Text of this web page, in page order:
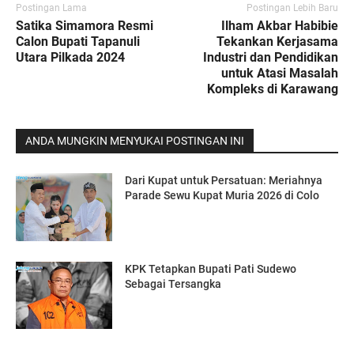
Postingan Lama
Satika Simamora Resmi
Calon Bupati Tapanuli
Utara Pilkada 2024
Postingan Lebih Baru
Ilham Akbar Habibie
Tekankan Kerjasama
Industri dan Pendidikan
untuk Atasi Masalah
Kompleks di Karawang
ANDA MUNGKIN MENYUKAI POSTINGAN INI
Dari Kupat untuk Persatuan: Meriahnya
Parade Sewu Kupat Muria 2026 di Colo
KPK Tetapkan Bupati Pati Sudewo
Sebagai Tersangka